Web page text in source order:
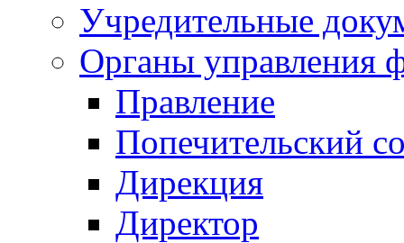
Учредительные
Органы управления
Правление
Попечительский
Дирекция
Директор